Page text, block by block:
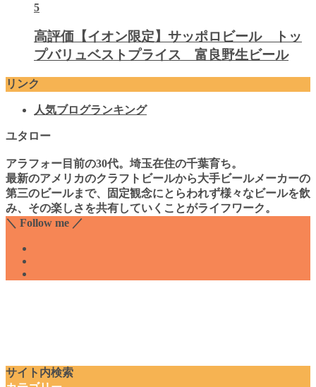
5
高評価【イオン限定】サッポロビール トッ
プバリュベストプライス 富良野生ビール
リンク
人気ブログランキング
ユタロー
アラフォー目前の30代。埼玉在住の千葉育ち。
最新のアメリカのクラフトビールから大手ビールメーカーの
第三のビールまで、固定観念にとらわれず様々なビールを飲
み、その楽しさを共有していくことがライフワーク。
＼ Follow me ／
サイト内検索